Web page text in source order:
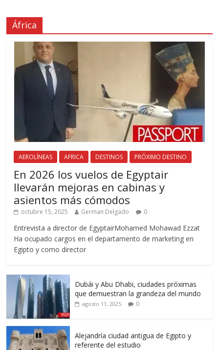
África
AEROLÍNEAS AFRICA DESTINOS PRÓXIMO DESTINO
En 2026 los vuelos de Egyptair
llevarán mejoras en cabinas y
asientos más cómodos
octubre 15, 2025 German Delgado 0
Entrevista a director de EgyptairMohamed Mohawad Ezzat
Ha ocupado cargos en el departamento de marketing en
Egipto y como director
Dubái y Abu Dhabi, ciudades próximas
que demuestran la grandeza del mundo
agosto 11, 2025 0
Alejandría ciudad antigua de Egipto y
referente del estudio